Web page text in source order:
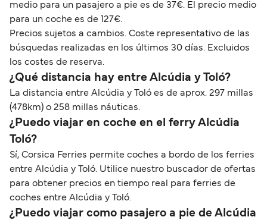
medio para un pasajero a pie es de 37€. El precio medio
para un coche es de 127€.
Precios sujetos a cambios. Coste representativo de las
búsquedas realizadas en los últimos 30 días. Excluidos
los costes de reserva.
¿Qué distancia hay entre Alcúdia y Toló?
La distancia entre Alcúdia y Toló es de aprox. 297 millas
(478km) o 258 millas náuticas.
¿Puedo viajar en coche en el ferry Alcúdia
Toló?
Sí, Corsica Ferries permite coches a bordo de los ferries
entre Alcúdia y Toló. Utilice nuestro buscador de ofertas
para obtener precios en tiempo real para ferries de
coches entre Alcúdia y Toló.
¿Puedo viajar como pasajero a pie de Alcúdia